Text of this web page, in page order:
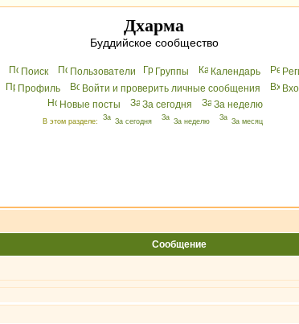
Дхарма
Буддийское сообщество
Поиск Пользователи Группы Календарь
Профиль
Войти и проверить личные сообщения
Новые посты
За сегодня За неделю
В этом разделе: За сегодня За неделю За месяц
Сообщение